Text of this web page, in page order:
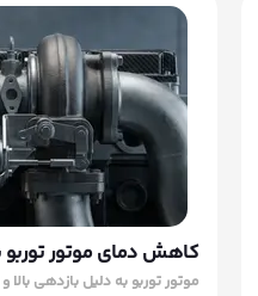
کاهش دمای موتور
موتور توربو به دلیل بازدهی